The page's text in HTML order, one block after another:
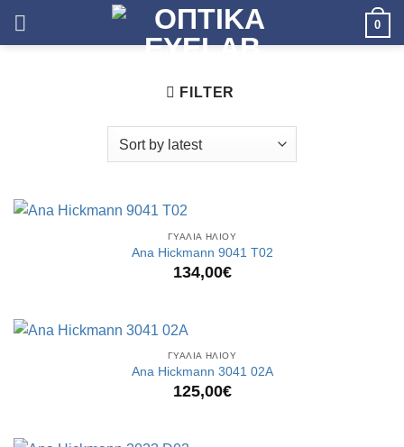
0
FILTER
ΓΥΑΛΙΑ ΗΛΙΟΥ
Ana Hickmann 9041 T02
134,00€
ΓΥΑΛΙΑ ΗΛΙΟΥ
Ana Hickmann 3041 02A
125,00€